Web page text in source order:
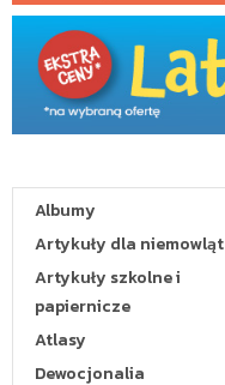
Albumy
Artykuły dla niemowląt
Artykuły szkolne i
papiernicze
Atlasy
Dewocjonalia